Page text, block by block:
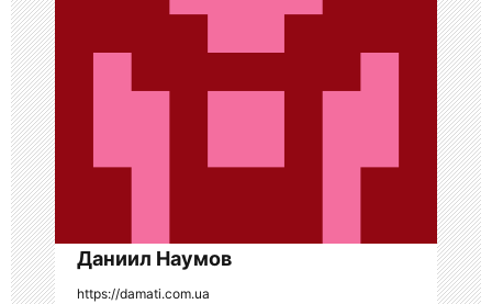
з
а
п
и
с
я
м
Даниил Наумов
https://damati.com.ua